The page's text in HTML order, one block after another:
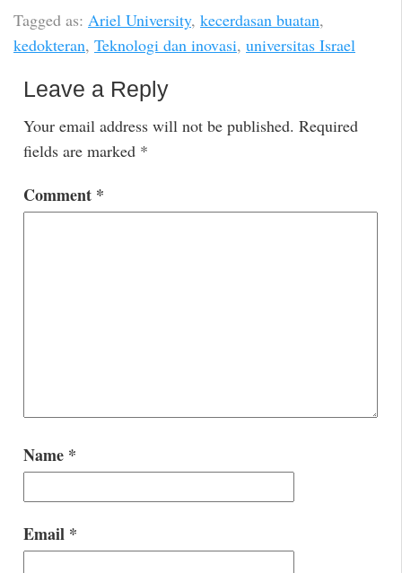
Tagged as: Ariel University, kecerdasan buatan,
kedokteran, Teknologi dan inovasi, universitas Israel
Leave a Reply
Your email address will not be published. Required
fields are marked *
Comment *
Name *
Email *